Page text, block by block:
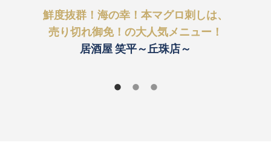
鮮度抜群！海の幸！本マグロ刺しは、
売り切れ御免！の大人気メニュー！
居酒屋 笑平～丘珠店～